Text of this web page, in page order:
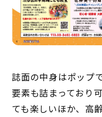
誌面の中身はポップ
要素も詰まっており
ても楽しいほか、高